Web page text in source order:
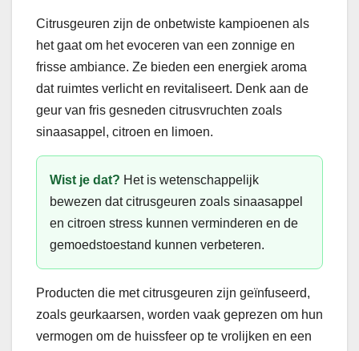
Citrusgeuren zijn de onbetwiste kampioenen als
het gaat om het evoceren van een zonnige en
frisse ambiance. Ze bieden een energiek aroma
dat ruimtes verlicht en revitaliseert. Denk aan de
geur van fris gesneden citrusvruchten zoals
sinaasappel, citroen en limoen.
Wist je dat? Het is wetenschappelijk
bewezen dat citrusgeuren zoals sinaasappel
en citroen stress kunnen verminderen en de
gemoedstoestand kunnen verbeteren.
Producten die met citrusgeuren zijn geïnfuseerd,
zoals geurkaarsen, worden vaak geprezen om hun
vermogen om de huissfeer op te vrolijken en een